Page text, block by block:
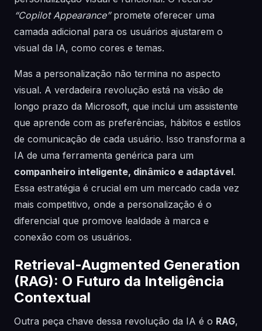
“Copilot Appearance”promete oferecer uma
camada adicional para os usuários ajustarem o
visual da IA, como cores e temas.
Mas a personalização não termina no aspecto
visual. A verdadeira revolução está na visão de
longo prazo da Microsoft, que inclui um assistente
que aprende com as preferências, hábitos e estilos
de comunicação de cada usuário. Isso transforma a
IA de uma ferramenta genérica para um
companheiro inteligente, dinâmico e adaptável.
Essa estratégia é crucial em um mercado cada vez
mais competitivo, onde a personalização é o
diferencial que promove lealdade à marca e
conexão com os usuários.
Retrieval-Augmented Generation
(RAG): O Futuro da Inteligência
Contextual
Outra peça chave dessa revolução da IA é o RAG,